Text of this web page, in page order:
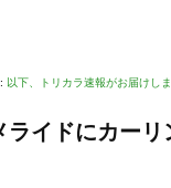
: 以下、トリカラ速報がお届けし
ライドにカーリ